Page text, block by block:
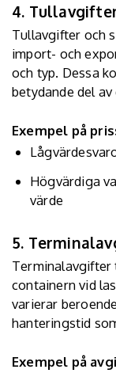
4.
Tullavgifter och
import- och
och typ. Dessa
betydande del
Exempel på
Högvärdiga
värde
5.
Terminalavgifter
containern vid
varierar
hanteringstid
Exempel på